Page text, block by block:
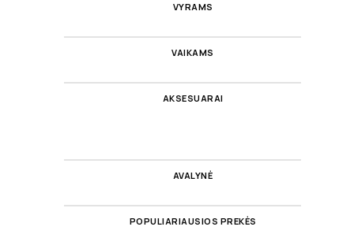
VYRAMS
VAIKAMS
AKSESUARAI
AVALYNĖ
POPULIARIAUSIOS PREKĖS